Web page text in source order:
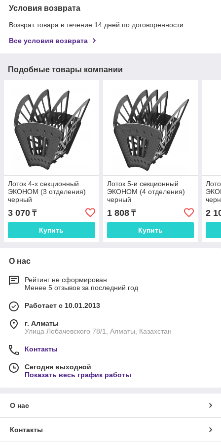
Условия возврата
Возврат товара в течение 14 дней по договоренности
Все условия возврата
Подобные товары компании
Лоток 4-х секционный
ЭКОНОМ (3 отделения)
черный
3 070 ₸
Купить
Лоток 5-и секционный
ЭКОНОМ (4 отделения)
черный
1 808₸
Купить
2
О нас
Рейтинг не сформирован
Менее 5 отзывов за последний год
Работает с 10.01.2013
г. Алматы
Улица Лобачевского 78/1, Алматы, Казахстан
Контакты
Сегодня выходной
Показать весь график работы
О нас
Контакты